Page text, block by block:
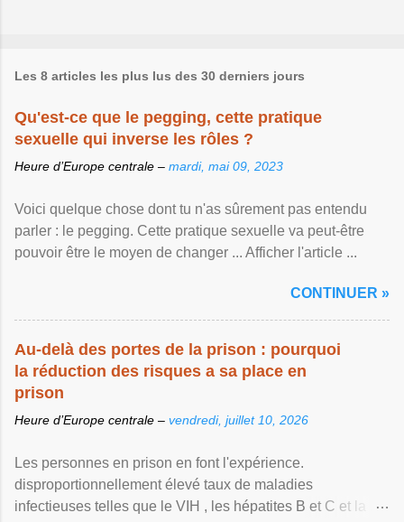
Les 8 articles les plus lus des 30 derniers jours
Qu'est-ce que le pegging, cette pratique
sexuelle qui inverse les rôles ?
Heure d’Europe centrale – mardi, mai 09, 2023
Voici quelque chose dont tu n'as sûrement pas entendu
parler : le pegging. Cette pratique sexuelle va peut-être
pouvoir être le moyen de changer ... Afficher l'article ...
CONTINUER »
Au-delà des portes de la prison : pourquoi
la réduction des risques a sa place en
prison
Heure d’Europe centrale – vendredi, juillet 10, 2026
Les personnes en prison en font l'expérience.
disproportionnellement élevé taux de maladies
infectieuses telles que le VIH , les hépatites B et C et la ...